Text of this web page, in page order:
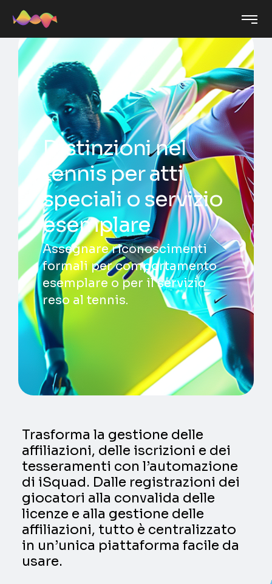
Distinzioni nel
tennis per atti
speciali o servizio
esemplare
Assegnare riconoscimenti
formali per comportamento
esemplare o per il servizio
reso al tennis.
Trasforma la gestione delle
affiliazioni, delle iscrizioni e dei
tesseramenti con l’automazione
di iSquad. Dalle registrazioni dei
giocatori alla convalida delle
licenze e alla gestione delle
affiliazioni, tutto è centralizzato
in un’unica piattaforma facile da
usare.